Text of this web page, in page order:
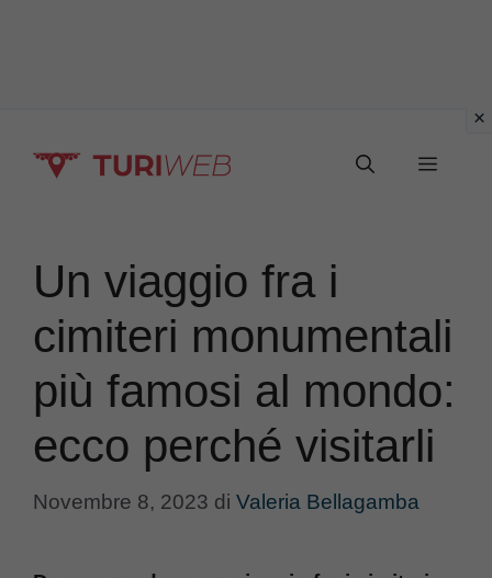
Menu
Un viaggio fra i
cimiteri monumentali
più famosi al mondo:
ecco perché visitarli
Novembre 8, 2023 di Valeria Bellagamba